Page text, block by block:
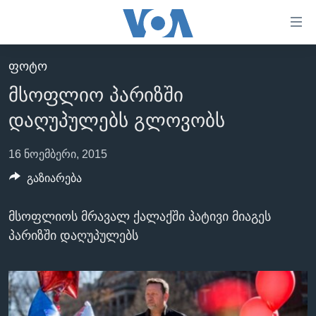
ხელმისაწვდომობისთვის
გადადით
მთავარზე
გადადით
მთავარ
ნავიგაციაზე
გადადით
ძიებაზე
ᲛᲗᲐᲕᲐᲠᲘ
ᲐᲮᲐᲚᲘ ᲐᲛᲑᲔᲑᲘ
ᲡᲐᲥᲐᲠᲗᲕᲔᲚᲝ
ᲐᲨᲨ
ᲐᲨᲨ-ᲘᲡ ᲐᲠᲩᲔᲕᲜᲔᲑᲘ 2024
ᲕᲘᲓᲔᲝᲔᲑᲘ
ᲕᲐᲨᲘᲜᲒᲢᲝᲜᲘ ᲓᲦᲔᲡ
ᲮᲔᲓᲕᲐ ᲕᲐᲨᲘᲜᲒᲢᲝᲜᲘᲓᲐᲜ
ᲡᲮᲕᲐ ᲡᲘᲐᲮᲚᲔᲔᲑᲘ
ᲞᲝᲚᲘᲢᲘᲙᲐ
ᲠᲣᲡᲔᲗᲘᲡ ᲨᲔᲭᲠᲐ ᲣᲙᲠᲐᲘᲜᲐᲨᲘ
ᲤᲝᲢᲝ
მსოფლიო პარიზში
დაღუპულებს გლოვობს
16 ნოემბერი, 2015
მსოფლიოს მრავალ ქალაქში პატივი მიაგეს
პარიზში დაღუპულებს
გაზიარება